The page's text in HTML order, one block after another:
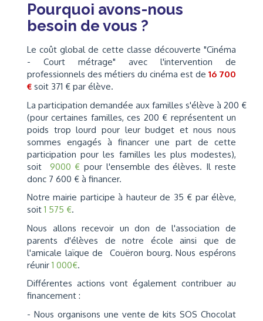
Pourquoi avons-nous
besoin de vous ?
Le coût global de cette classe découverte "Cinéma
- Court métrage" avec l'intervention de
professionnels des métiers du cinéma est de 16 700
€ soit 371 € par élève.
La participation demandée aux familles s'élève à 200 €
(pour certaines familles, ces 200 € représentent un
poids trop lourd pour leur budget et nous nous
sommes engagés à financer une part de cette
participation pour les familles les plus modestes),
soit 9000 € pour l'ensemble des élèves. Il reste
donc 7 600 € à financer.
Notre mairie participe à hauteur de 35 € par élève,
soit 1 575 €.
Nous allons recevoir un don de l'association de
parents d'élèves de notre école ainsi que de
l'amicale laïque de Couëron bourg. Nous espérons
réunir 1 000€.
Différentes actions vont également contribuer au
financement :
- Nous organisons une vente de kits SOS Chocolat